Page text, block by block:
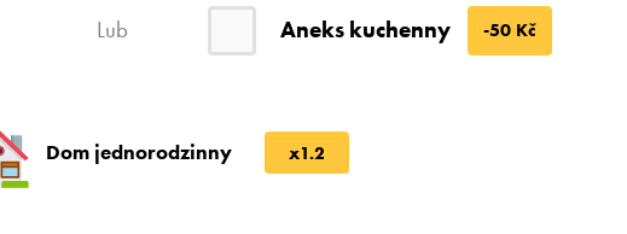
Lub Aneks kuchenny -50 Kč
Dom jednorodzinny x1.2